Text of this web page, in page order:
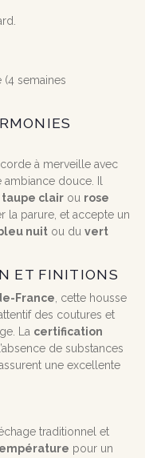
semaines
à merveille avec
douce. Il
taupe clairou rose
la parure, et accepte un
bleu nuitou du vert
ET FINITIONS
France , cette housse
des coutures et
La certification
de substances
une excellente
traditionnel et
pour un